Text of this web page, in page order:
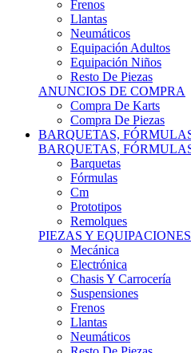
Neumáticos
Equipación Adultos
Equipación Niños
Resto De Piezas
ANUNCIOS DE COMPRA
Compra De Karts
Compra De Piezas
BARQUETAS,
BARQUETAS,
Barquetas
Fórmulas
Cm
Prototipos
Remolques
PIEZAS Y EQUIPACIONES
Mecánica
Electrónica
Chasis Y Carrocería
Suspensiones
Frenos
Llantas
Neumáticos
Resto De Piezas
ANUNCIOS DE COMPRA